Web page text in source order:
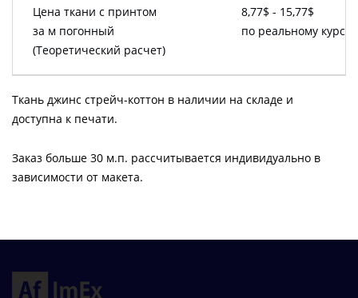
Цена ткани с принтом
за м погонный
(Теоретический расчет)
8,77$ - 15,77$
по реальному курсу
Ткань джинс стрейч-коттон в наличии на складе и
доступна к печати.
Заказ больше 30 м.п. рассчитывается индивидуально в
зависимости от макета.